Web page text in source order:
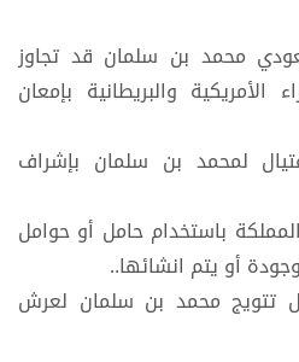
محمد بن سلمان قد تجاوز
والبريطانية بإمعان
لمحمد بن سلمان بإشراف
باستخدام حامل أو حوامل
أو يتم انشائها..
تتويج محمد بن سلمان لعرش